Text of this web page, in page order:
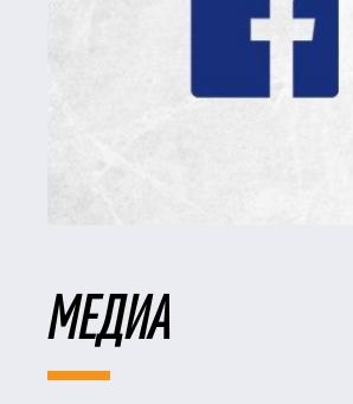
МЕДИА